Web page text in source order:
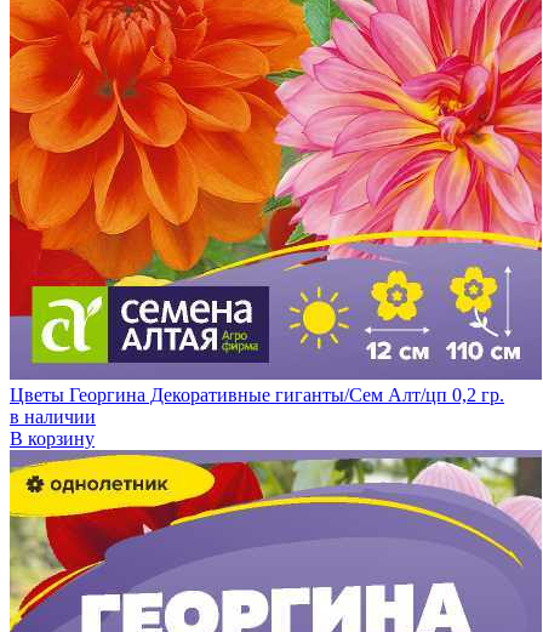
Цветы Георгина Декоративные гиганты/Сем Алт/цп 0,2 гр.
в наличии
В корзину